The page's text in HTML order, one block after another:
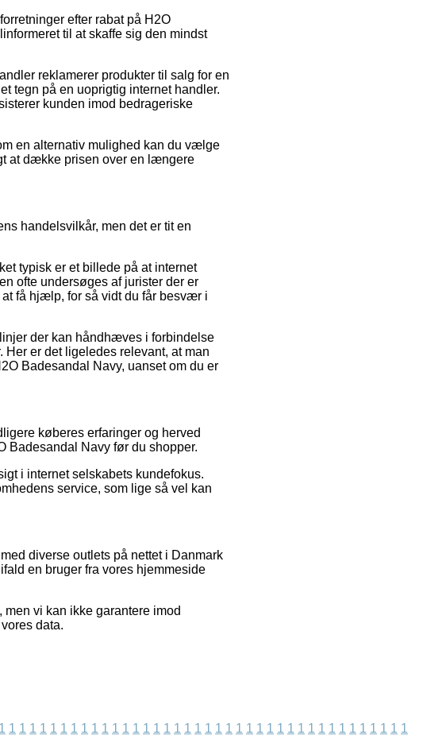
efter rabat på H2O
til at skaffe sig den mindst
reklamerer produkter til salg for en
tegn på en uoprigtig internet handler.
kunden imod bedrageriske
en alternativ mulighed kan du vælge
at dække prisen over en længere
handelsvilkår, men det er tit en
typisk er et billede på at internet
ofte undersøges af jurister der er
få hjælp, for så vidt du får besvær i
der kan håndhæves i forbindelse
er det ligeledes relevant, at man
Badesandal Navy, uanset om du er
køberes erfaringer og herved
Badesandal Navy før du shopper.
i internet selskabets kundefokus.
service, som lige så vel kan
diverse outlets på nettet i Danmark
en bruger fra vores hjemmeside
vi kan ikke garantere imod
data.
1 1 1 1 1 1 1 1 1 1 1 1 1 1 1 1 1 1 1 1 1 1 1 1 1 1 1 1 1 1 1 1 1 1 1 1 1 1 1 1